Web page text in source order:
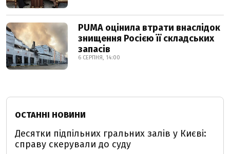
PUMA оцінила втрати внаслідок
знищення Росією її складських
запасів
6 СЕРПНЯ, 14:00
ОСТАННІ НОВИНИ
Десятки підпільних гральних залів у Києві:
справу скерували до суду